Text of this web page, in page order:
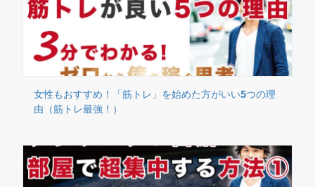
女性もおすすめ！「筋トレ」を始めた方がいい5つの理
由（筋トレ最強！）